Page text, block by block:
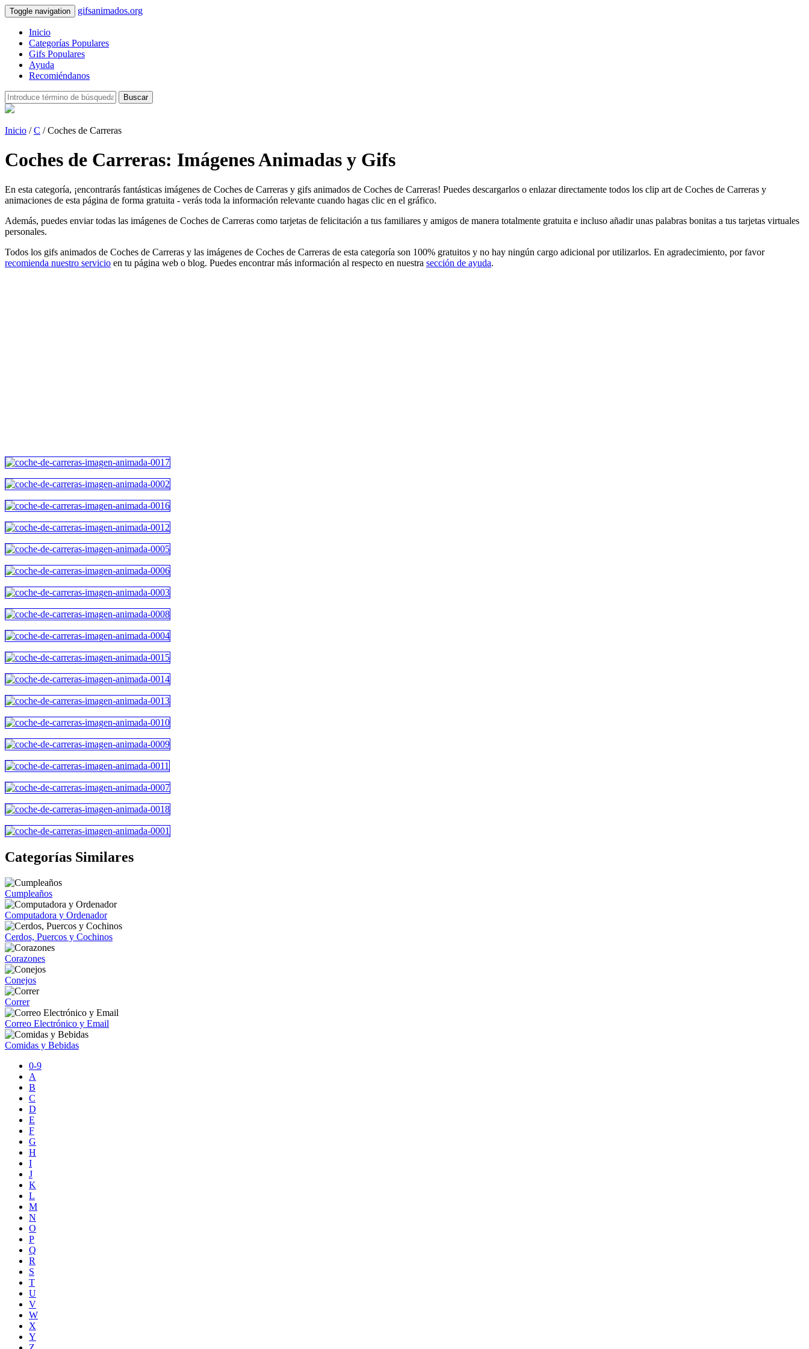
Toggle navigation gifsanimados.org
Inicio
Categorías Populares
Gifs Populares
Ayuda
Recomiéndanos
Buscar
Inicio /C / Coches de Carreras
Coches de Carreras: Imágenes Animadas y Gifs
En esta categoría, ¡encontrarás fantásticas imágenes de Coches de Carreras y gifs animados de Coches de Carreras! Puedes descargarlos o enlazar directamente todos los clip art de Coches de Carreras y
animaciones de esta página de forma gratuita - verás toda la información relevante cuando hagas clic en el gráfico.
Además, puedes enviar todas las imágenes de Coches de Carreras como tarjetas de felicitación a tus familiares y amigos de manera totalmente gratuita e incluso añadir unas palabras bonitas a tus tarjetas virtuales
personales.
Todos los gifs animados de Coches de Carreras y las imágenes de Coches de Carreras de esta categoría son 100% gratuitos y no hay ningún cargo adicional por utilizarlos. En agradecimiento, por favor
recomienda nuestro servicio en tu página web o blog. Puedes encontrar más información al respecto en nuestra sección de ayuda.
Categorías Similares
Cumpleaños
Computadora y Ordenador
Cerdos, Puercos y Cochinos
Corazones
Conejos
Correr
Correo Electrónico y Email
Comidas y Bebidas
0-9
A
B
C
D
E
F
G
H
I
J
K
L
M
N
O
P
Q
R
S
T
U
V
W
X
Y